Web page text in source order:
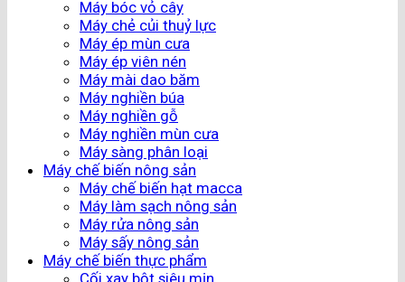
Máy bóc vỏ cây
Máy chẻ củi thuỷ lực
Máy ép mùn cưa
Máy ép viên nén
Máy mài dao băm
Máy nghiền búa
Máy nghiền gỗ
Máy nghiền mùn cưa
Máy sàng phân loại
Máy chế biến nông sản
Máy chế biến hạt macca
Máy làm sạch nông sản
Máy rửa nông sản
Máy sấy nông sản
Máy chế biến thực phẩm